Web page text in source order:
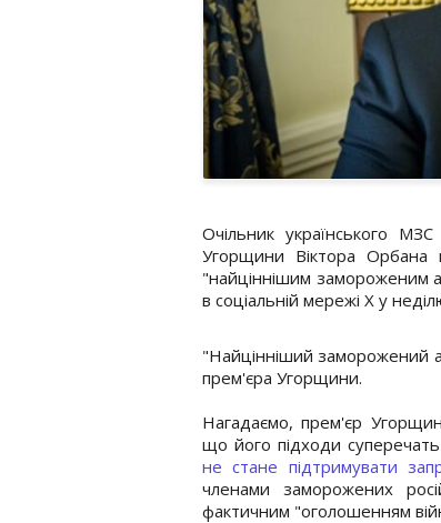
Очільник українського
Угорщини Віктора Орбана
"найціннішим замороженим
в соціальній мережі Х у
"Найцінніший заморожений
прем'єра Угорщини.
Нагадаємо, прем'єр
що його підходи
не стане підтримувати
членами заморожених
фактичним "оголошенням